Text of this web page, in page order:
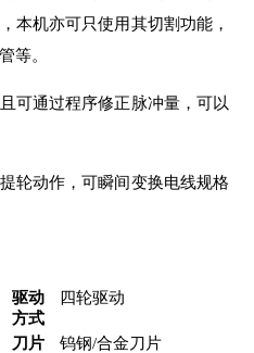
本机亦可只使用其切割功能，
等。
可通过程序修正脉冲量，可以
轮动作，可瞬间变换电线规格
驱动
方式
四轮驱动
刀片
钨钢/合金刀片